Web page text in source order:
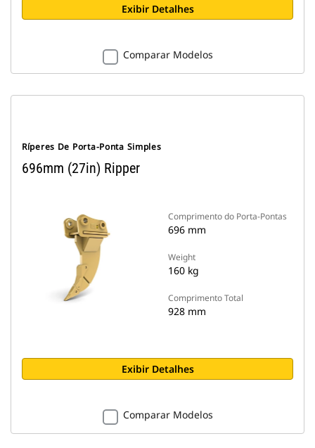
Exibir Detalhes
Comparar Modelos
Ríperes De Porta-Ponta Simples
696mm (27in) Ripper
Comprimento do Porta-Pontas
696 mm
Weight
160 kg
Comprimento Total
928 mm
Exibir Detalhes
Comparar Modelos